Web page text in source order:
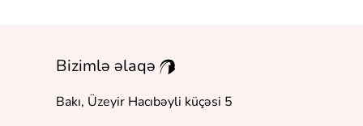
Bizimlə əlaqə
Bakı, Üzeyir Hacıbəyli küçəsi 5